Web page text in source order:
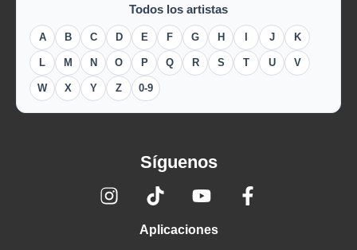
Todos los artistas
A B C D E F G H J K
L M N O P Q R S T U V
W X Y Z 0-9
Síguenos
Aplicaciones